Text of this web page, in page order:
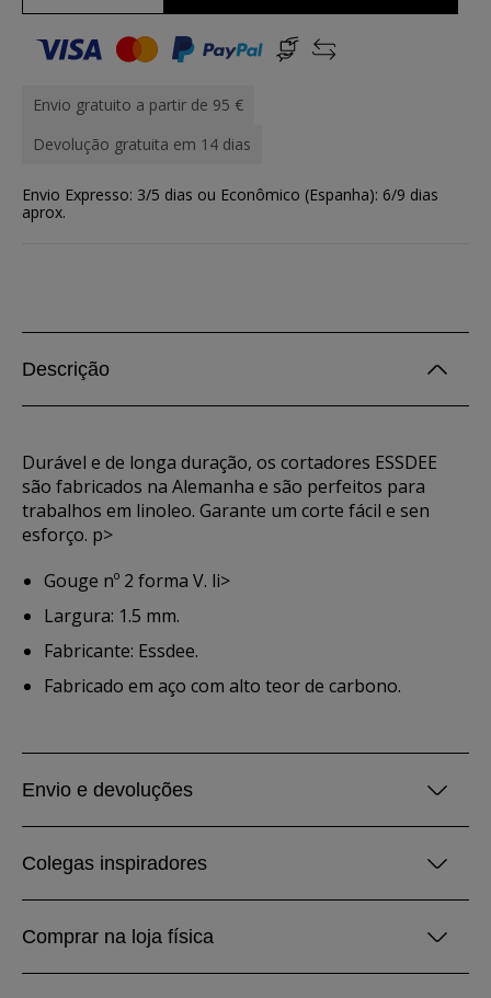
Envio gratuito a partir de 95 €
Devolução gratuita em 14 dias
Envio Expresso: 3/5 dias ou Econômico (Espanha): 6/9 dias
aprox.
Descrição
Durável e de longa duração, os cortadores ESSDEE
são fabricados na Alemanha e são perfeitos para
trabalhos em linoleo. Garante um corte fácil e sen
esforço. p>
Gouge nº 2 forma V. li>
Largura: 1.5 mm.
Fabricante: Essdee.
Fabricado em aço com alto teor de carbono.
Envio e devoluções
Colegas inspiradores
Comprar na loja física